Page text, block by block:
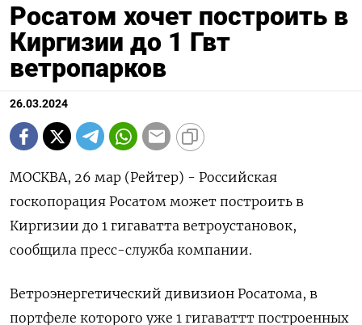
Росатом хочет построить в
Киргизии до 1 Гвт
ветропарков
26.03.2024
МОСКВА, 26 мар (Рейтер) - Российская
госкопорация Росатом может построить в
Киргизии до 1 гигаватта ветроустановок,
сообщила пресс-служба компании.
Ветроэнергетический дивизион Росатома, в
портфеле которого уже 1 гигаваттт построенных